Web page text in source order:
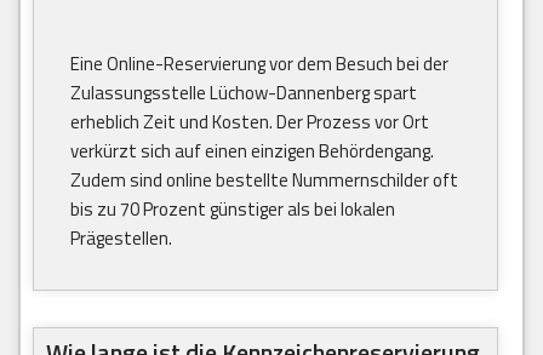
Eine Online-Reservierung vor dem Besuch bei der
Zulassungsstelle Lüchow-Dannenberg spart
erheblich Zeit und Kosten. Der Prozess vor Ort
verkürzt sich auf einen einzigen Behördengang.
Zudem sind online bestellte Nummernschilder oft
bis zu 70 Prozent günstiger als bei lokalen
Prägestellen.